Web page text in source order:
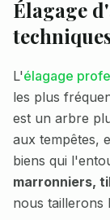
Élagage
L'élagage
les plus
est un arbre
aux tempêtes,
biens qui
marronniers,
nous taillerons